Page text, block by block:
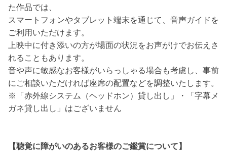
た作品では、
スマートフォンやタブレット端末を通じて、音声ガイドを
ご利用いただけます。
上映中に付き添いの方が場面の状況をお声がけでお伝えさ
れることもあります。
音や声に敏感なお客様がいらっしゃる場合も考慮し、事前
にご相談いただければ座席の配置などを調整いたします。
※「赤外線システム（ヘッドホン）貸し出し」・「字幕メ
ガネ貸し出し」はございません
【聴覚に障がいのあるお客様のご鑑賞について】